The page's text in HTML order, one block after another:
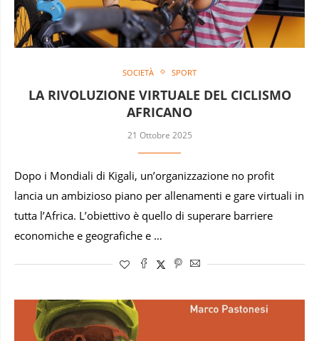
SOCIETÀ SPORT
LA RIVOLUZIONE VIRTUALE DEL CICLISMO
AFRICANO
21 Ottobre 2025
Dopo i Mondiali di Kigali, un’organizzazione no profit
lancia un ambizioso piano per allenamenti e gare virtuali in
tutta l’Africa. L’obiettivo è quello di superare barriere
economiche e geografiche e …